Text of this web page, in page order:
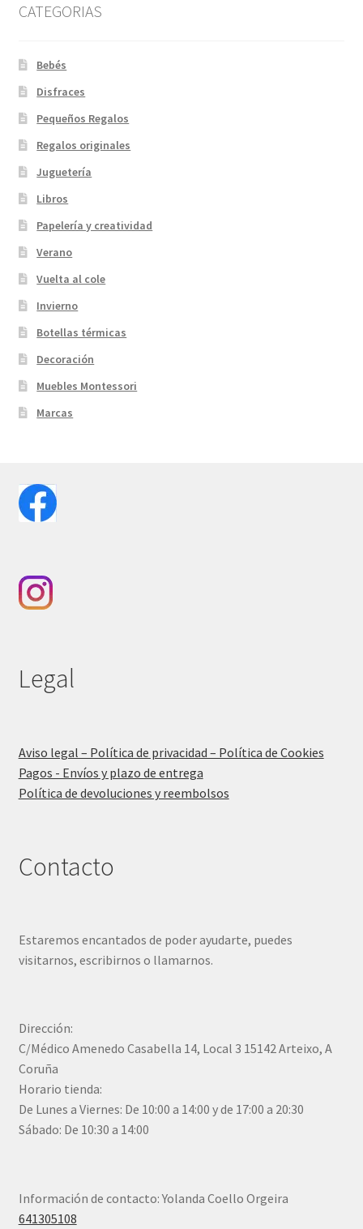
CATEGORIAS
Bebés
Disfraces
Pequeños Regalos
Regalos originales
Juguetería
Libros
Papelería y creatividad
Verano
Vuelta al cole
Invierno
Botellas térmicas
Decoración
Muebles Montessori
Marcas
Legal
Aviso legal – Política de privacidad – Política de Cookies
Pagos - Envíos y plazo de entrega
Política de devoluciones y reembolsos
Contacto
Estaremos encantados de poder ayudarte, puedes
visitarnos, escribirnos o llamarnos.
Dirección:
C/Médico Amenedo Casabella 14, Local 3 15142 Arteixo, A
Coruña
Horario tienda:
De Lunes a Viernes: De 10:00 a 14:00 y de 17:00 a 20:30
Sábado: De 10:30 a 14:00
Información de contacto: Yolanda Coello Orgeira
641305108